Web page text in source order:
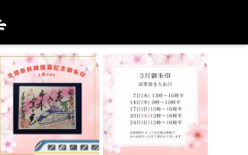
いよ新幹線開業！